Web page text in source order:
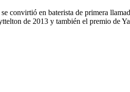
convirtió en baterista de primera
de 2013 y también el premio de